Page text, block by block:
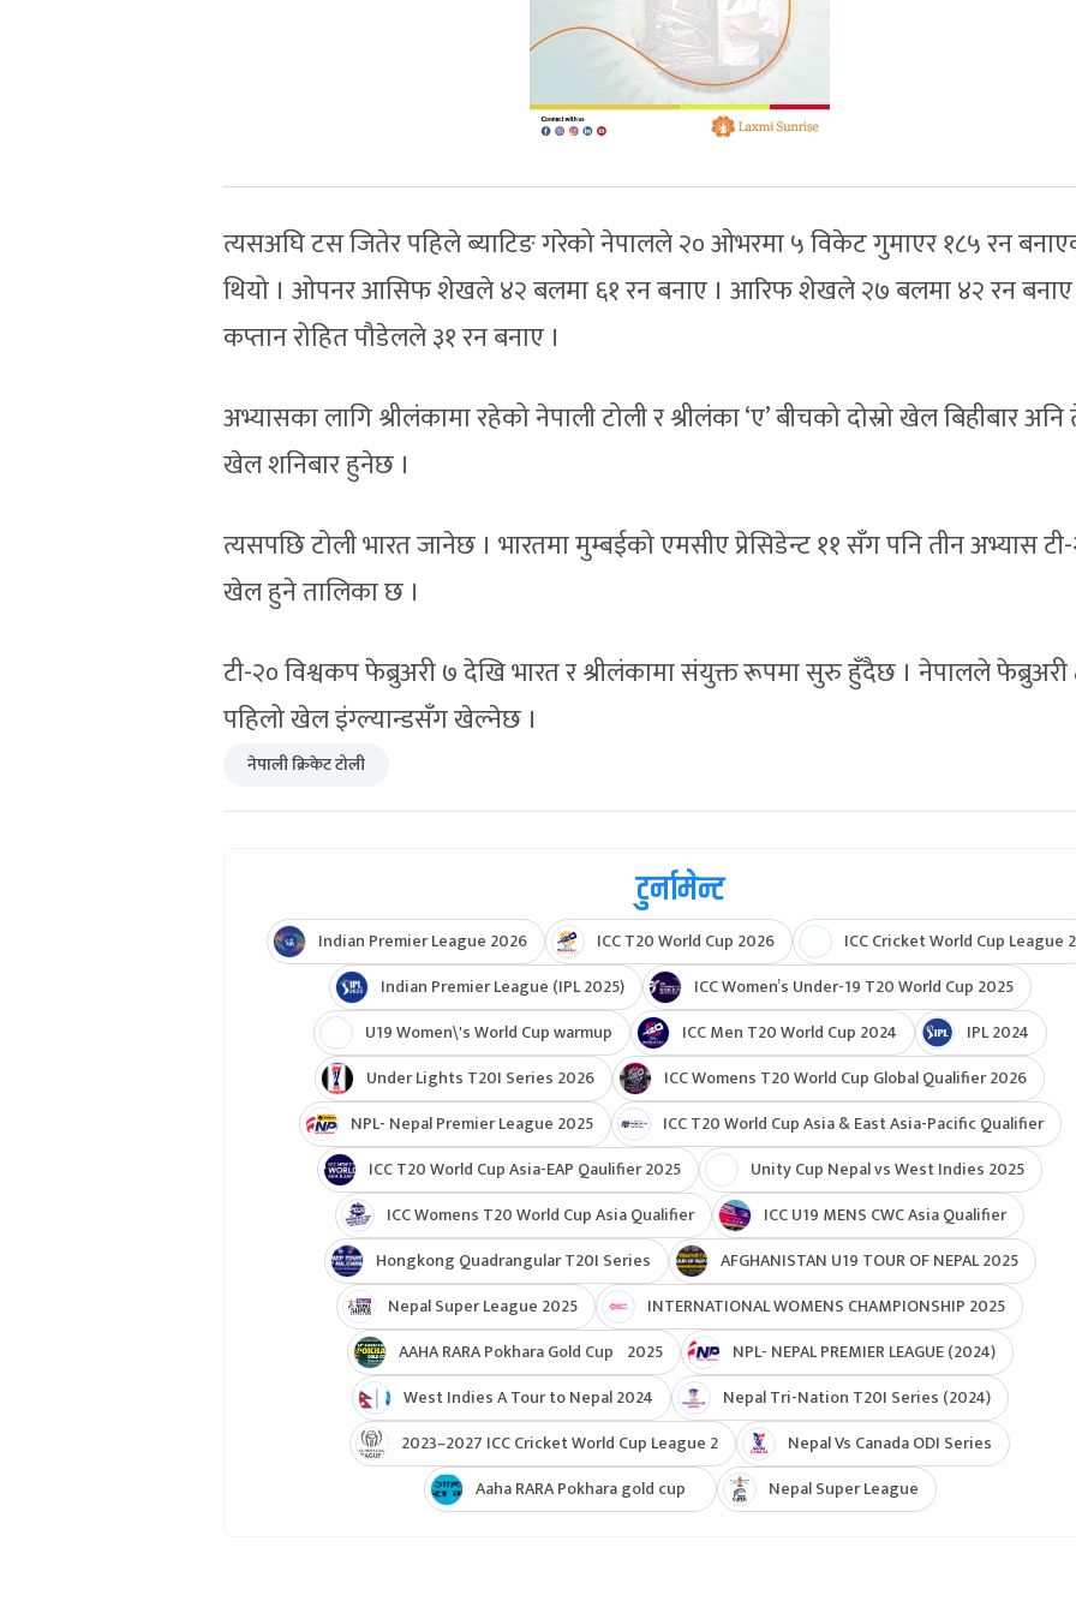
त्यसअघि टस जितेर पहिले ब्याटिङ गरेको नेपालले २० ओभरमा ५ विकेट गुमाएर १८५ रन
थियो । ओपनर आसिफ शेखले ४२ बलमा ६१ रन बनाए । आरिफ शेखले २७ बलमा ४२ रन
कप्तान रोहित पौडेलले ३१ रन बनाए ।
अभ्यासका लागि श्रीलंकामा रहेको नेपाली टोली र श्रीलंका ‘ए’ बीचको दोस्रो खेल बिहीबार अनि
खेल शनिबार हुनेछ ।
त्यसपछि टोली भारत जानेछ । भारतमा मुम्बईको एमसीए प्रेसिडेन्ट ११ सँग पनि तीन अभ्यास
खेल हुने तालिका छ ।
टी-२० विश्वकप फेब्रुअरी ७ देखि भारत र श्रीलंकामा संयुक्त रूपमा सुरु हुँदैछ । नेपालले फेब्रुअरी
पहिलो खेल इंग्ल्यान्डसँग खेल्नेछ ।
नेपाली क्रिकेट टोली
टुर्नामेन्ट
Indian Premier League 2026 ICC T20 World Cup 2026
ICC Cricket World Cup League 2
Indian Premier League (IPL 2025)
ICC Women’s Under-19 T20 World Cup 2025
U19 Women\'s World Cup warmup
ICC Men T20 World Cup 2024
IPL 2024
Under Lights T20I Series 2026
ICC Womens T20 World Cup Global Qualifier 2026
NPL- Nepal Premier League 2025
ICC T20 World Cup Asia & East Asia-Pacific Qualifier
ICC T20 World Cup Asia-EAP Qaulifier 2025
Unity Cup Nepal vs West Indies 2025
ICC Womens T20 World Cup Asia Qualifier
ICC U19 MENS CWC Asia Qualifier
Hongkong Quadrangular T20I Series
AFGHANISTAN U19 TOUR OF NEPAL 2025
Nepal Super League 2025
INTERNATIONAL WOMENS CHAMPIONSHIP 2025
AAHA RARA Pokhara Gold Cup 2025
NPL- NEPAL PREMIER LEAGUE (2024)
West Indies A Tour to Nepal 2024
Nepal Tri-Nation T20I Series (2024)
2023–2027 ICC Cricket World Cup League 2
Nepal Vs Canada ODI Series
Aaha RARA Pokhara gold cup
Nepal Super League